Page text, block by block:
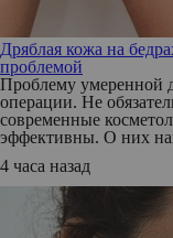
Дряблая кожа на
проблемой
Проблему умеренной
операции. Не
современные
эффективны. О них
4 часа назад